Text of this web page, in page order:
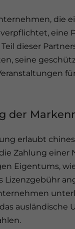
die
eine
dieser
seine
der
erlaubt
Zahlung
Eigentums,
Lizenzgebühr
ausländische